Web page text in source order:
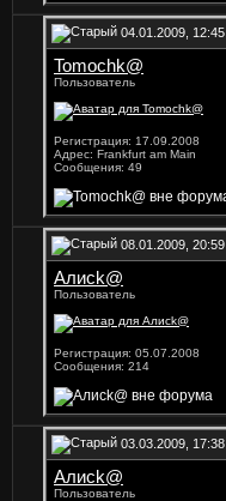
04.01.2009, 12:45
Tomochk@
Пользователь
Регистрация: 17.09.2008
Адрес: Frankfurt am Main
Сообщения: 49
08.01.2009, 20:59
Алисk@
Пользователь
Регистрация: 05.07.2008
Сообщения: 214
03.03.2009, 17:38
Алисk@
Пользователь